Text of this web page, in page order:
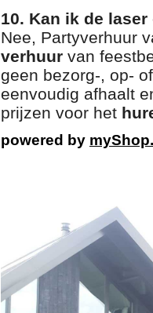
10. Kan ik de
Nee, Partyverhuur
verhuur van
geen bezorg-, op-
eenvoudig afhaalt
prijzen voor het
powered by